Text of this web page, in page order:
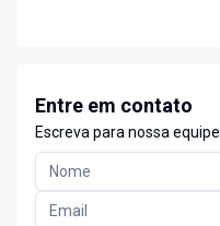
Entre em contato
Escreva para nossa equipe